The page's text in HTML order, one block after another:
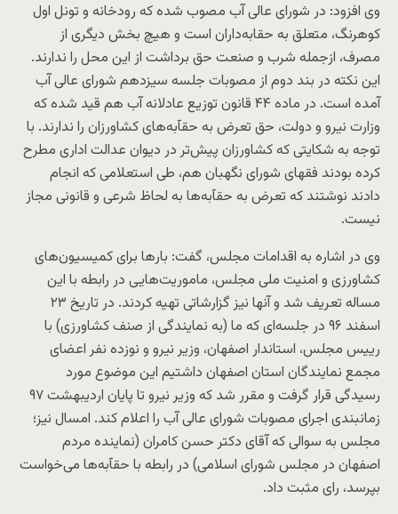
وی افزود: در شورای عالی آب مصوب شده که رودخانه و تونل اول
کو‌هرنگ، متعلق به حقابه‌داران است و هیچ بخش دیگری از
مصرف، ازجمله شرب و صنعت حق برداشت از این محل را ندارند.
این نکته در بند دوم از مصوبات جلسه سیزدهم شورای عالی آب
آمده است. در ماده ۴۴ قانون توزیع عادلانه آب هم قید شده که
وزارت نیرو و دولت، حق تعرض به حقآبه‌های کشاورزان را ندارند. با
توجه به شکایتی که کشاورزان پیش‌تر در دیوان عدالت اداری مطرح
کرده بودند فقهای شورای نگهبان هم، طی استعلامی که انجام
دادند نوشتند که تعرض به حقآبه‌ها به لحاظ شرعی و قانونی مجاز
نیست.
وی در اشاره به اقدامات مجلس، گفت: بارها برای کمیسیون‌های
کشاورزی و امنیت ملی مجلس، ماموریت‌هایی در رابطه با این
مساله تعریف شد و آنها نیز گزارشاتی تهیه کردند. در تاریخ ۲۳
اسفند ۹۶ در جلسه‌ای که ما (به نمایندگی از صنف کشاورزی) با
رییس مجلس، استاندار اصفهان، وزیر نیرو و نوزده نفر اعضای
مجمع نمایندگان استان اصفهان داشتیم این موضوع مورد
رسیدگی قرار گرفت و مقرر شد که وزیر نیرو تا پایان اردیبهشت ۹۷
زمانبندی‌ اجرای مصوبات شورای عالی آب را اعلام کند. امسال نیز؛
مجلس به سوالی که آقای دکتر حسن کامران (نماینده مردم
اصفهان در مجلس شورای اسلامی) در رابطه با حقآبه‌ها می‌خواست
بپرسد، رای مثبت داد.